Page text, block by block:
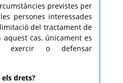
previstes per
persones interessades
del tractament de
aquest cas, únicament es
exercir o defensar
drets?